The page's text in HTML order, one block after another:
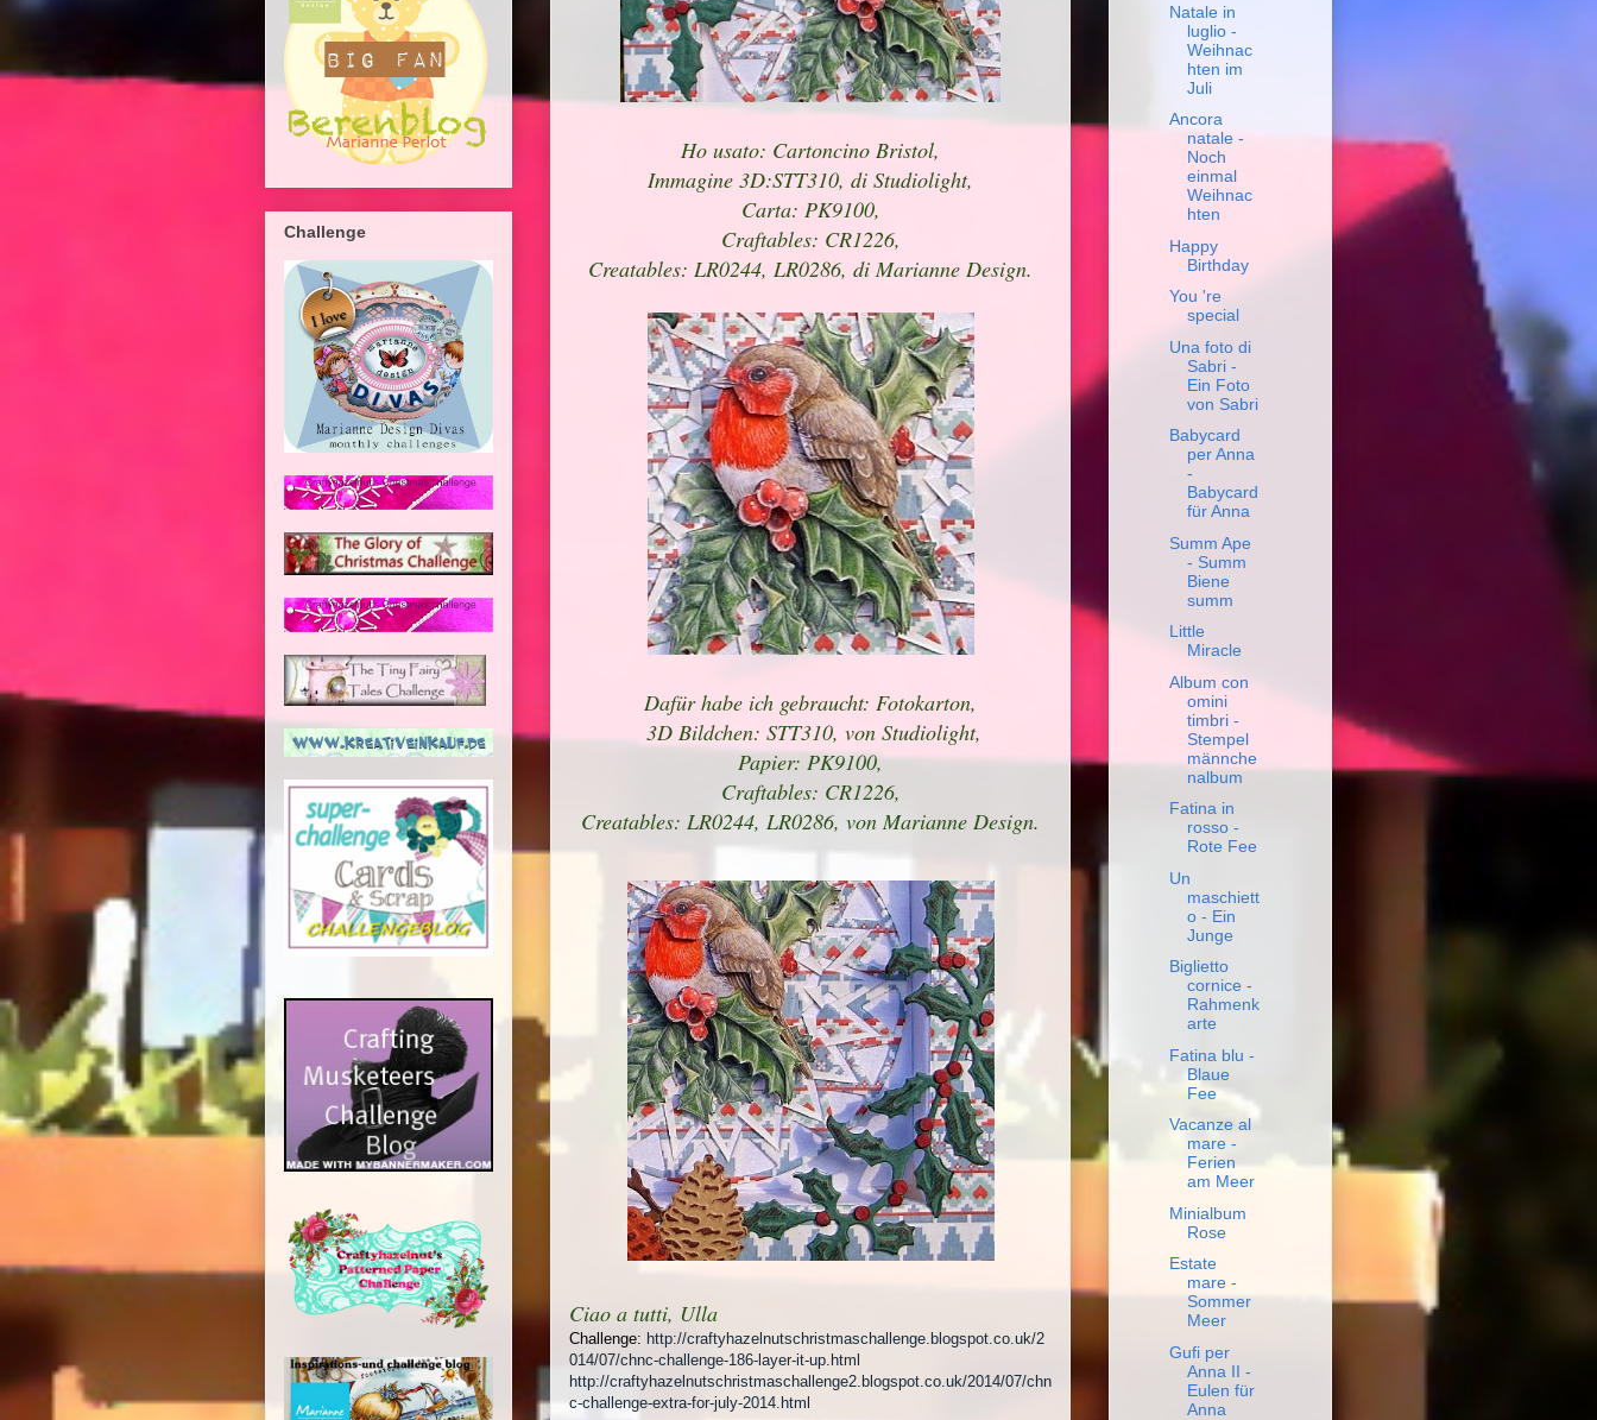
Ho usato: Cartoncino Bristol,
Immagine 3D:STT310, di Studiolight,
Carta: PK9100,
Craftables: CR1226,
Creatables: LR0244, LR0286, di Marianne Design.
Dafür habe ich gebraucht: Fotokarton,
3D Bildchen: STT310, von Studiolight,
Papier: PK9100,
Craftables: CR1226,
Creatables: LR0244, LR0286, von Marianne Design.
Ciao a tutti, Ulla
Challenge: http://craftyhazelnutschristmaschallenge.blogspot.co.uk/2
014/07/chnc-challenge-186-layer-it-up.html
http://craftyhazelnutschristmaschallenge2.blogspot.co.uk/2014/07/chn
c-challenge-extra-for-july-2014.html
Challenge
Natale in
luglio -
Weihnac
hten im
Juli
Ancora
natale -
Noch
einmal
Weihnac
hten
Happy
Birthday
You 're
special
Una foto di
Sabri -
Ein Foto
von Sabri
Babycard
per Anna
-
Babycard
für Anna
Summ Ape
- Summ
Biene
summ
Little
Miracle
Album con
omini
timbri -
Stempel
männche
nalbum
Fatina in
rosso -
Rote Fee
Un
maschiett
o - Ein
Junge
Biglietto
cornice -
Rahmenk
arte
Fatina blu -
Blaue
Fee
Vacanze al
mare -
Ferien
am Meer
Minialbum
Rose
Estate
mare -
Sommer
Meer
Gufi per
Anna II -
Eulen für
Anna